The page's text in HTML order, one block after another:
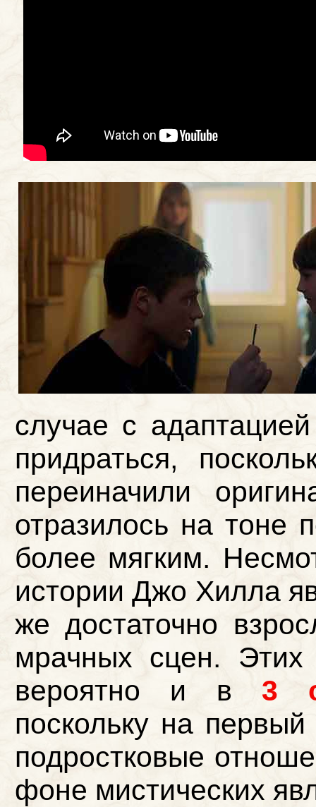
случае с
придраться,
переиначили
отразилось на тоне
более мягким.
истории Джо Хилла
же достаточно
мрачных сцен.
вероятно и в 3
поскольку на
подростковые
фоне мистических